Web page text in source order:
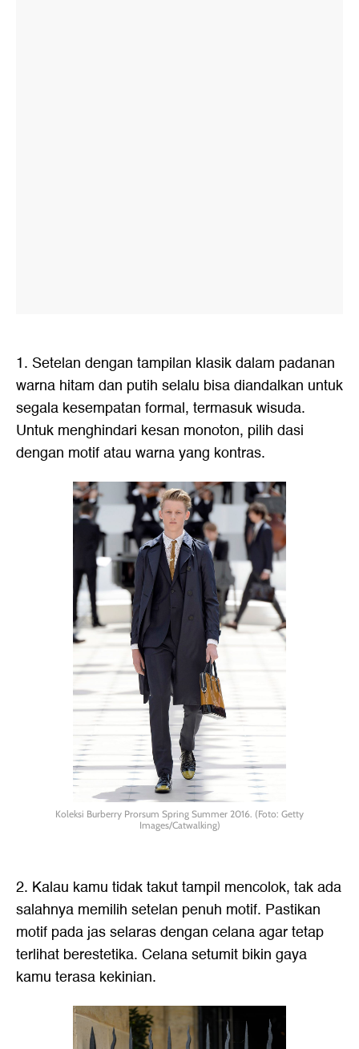
1. Setelan dengan tampilan klasik dalam padanan
warna hitam dan putih selalu bisa diandalkan untuk
segala kesempatan formal, termasuk wisuda.
Untuk menghindari kesan monoton, pilih dasi
dengan motif atau warna yang kontras.
Koleksi Burberry Prorsum Spring Summer 2016. (Foto: Getty
Images/Catwalking)
2. Kalau kamu tidak takut tampil mencolok, tak ada
salahnya memilih setelan penuh motif. Pastikan
motif pada jas selaras dengan celana agar tetap
terlihat berestetika. Celana setumit bikin gaya
kamu terasa kekinian.